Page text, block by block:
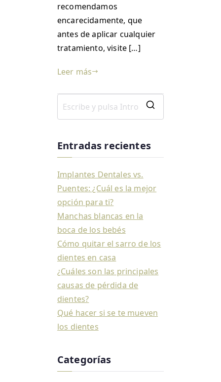
recomendamos
encarecidamente, que
antes de aplicar cualquier
tratamiento, visite […]
Leer más
Entradas recientes
Implantes Dentales vs.
Puentes: ¿Cuál es la mejor
opción para ti?
Manchas blancas en la
boca de los bebés
Cómo quitar el sarro de los
dientes en casa
¿Cuáles son las principales
causas de pérdida de
dientes?
Qué hacer si se te mueven
los dientes
Categorías